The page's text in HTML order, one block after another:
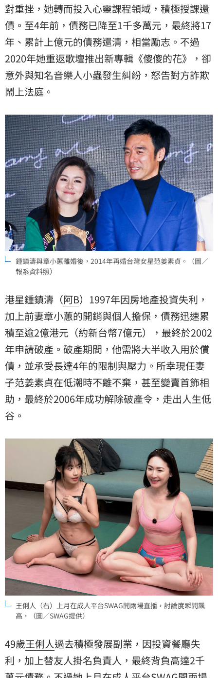
對重挫，她轉而投入心靈課程領域，積極授課還
債。至4年前，債務已降至1千多萬元，最終將17
年、累計上億元的債務還清，相當勵志。不過
2020年她重返歌壇推出新專輯《傻傻的花》，卻
意外與知名音樂人小蟲發生糾紛，怒告對方詐欺
鬧上法庭。
鍾鎮濤與章小蕙離婚後，2014年再婚台灣女星范姜素貞。（圖／
報系資料照）
港星鍾鎮濤（阿B）1997年因房地產投資失利，
加上前妻章小蕙的開銷與個人擔保，債務迅速累
積至逾2億港元（約新台幣7億元），最終於2002
年申請破產。破產期間，他需將大半收入用於償
債，並承受長達4年的限制與壓力。所幸現任妻
子范姜素貞在低潮時不離不棄，甚至變賣首飾相
助，最終於2006年成功解除破產令，走出人生低
谷。
王俐人（右）上月在成人平台SWAG開兩場直播，討論度瞬間飆
高，（圖／SWAG提供）
49歲王俐人過去積極發展副業，因投資餐廳失
利，加上替友人掛名負責人，最終背負高達2千